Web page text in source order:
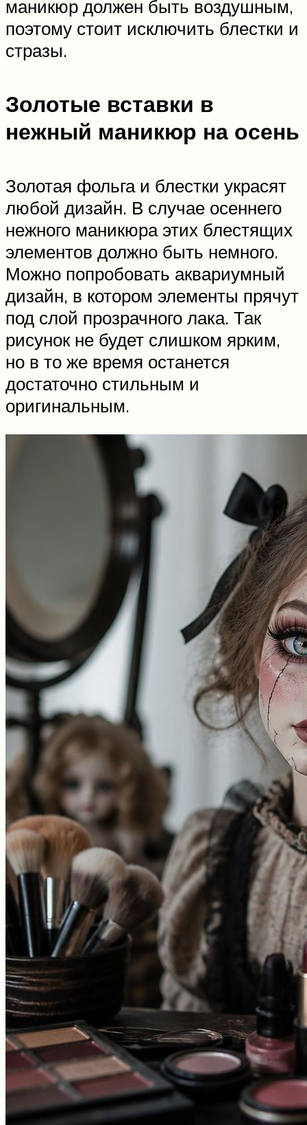
маникюр должен быть воздушным,
поэтому стоит исключить блестки и
стразы.
Золотые вставки в
нежный маникюр на осень
Золотая фольга и блестки украсят
любой дизайн. В случае осеннего
нежного маникюра этих блестящих
элементов должно быть немного.
Можно попробовать аквариумный
дизайн, в котором элементы прячут
под слой прозрачного лака. Так
рисунок не будет слишком ярким,
но в то же время останется
достаточно стильным и
оригинальным.